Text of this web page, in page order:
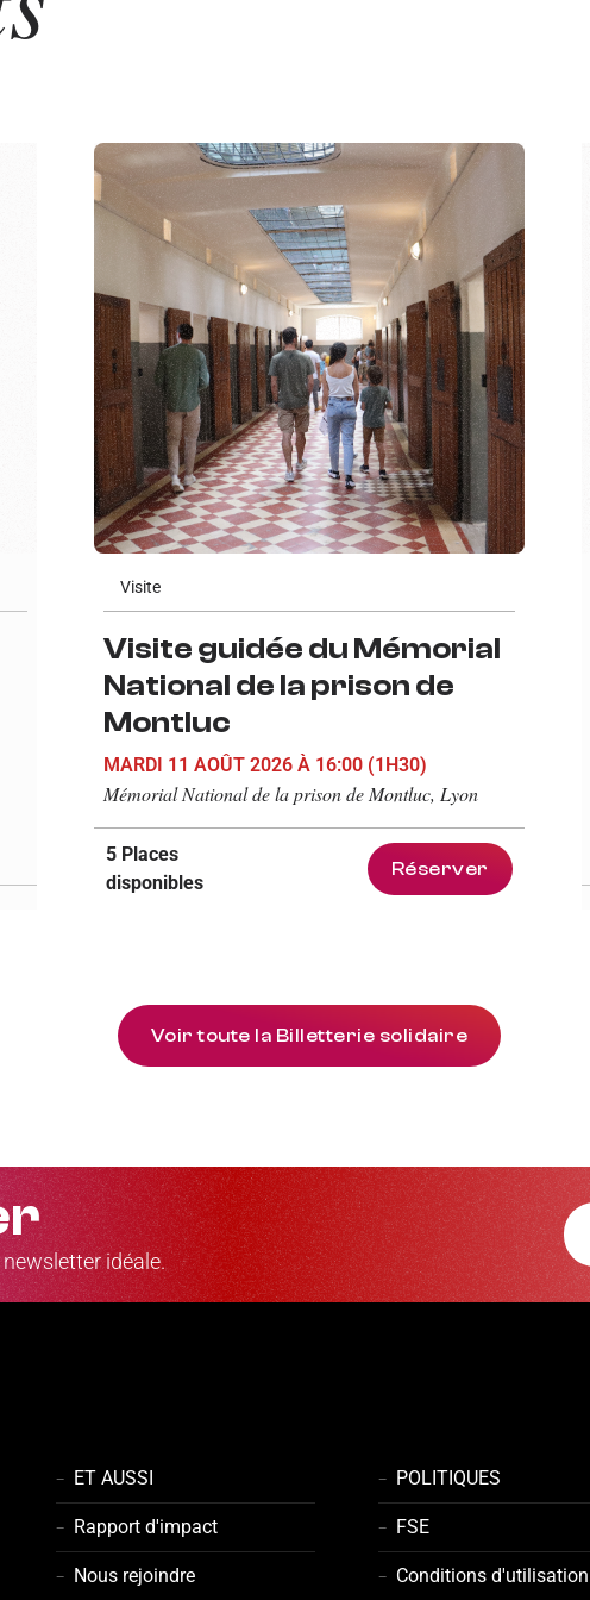
de l'automobile Henri Malartre
En savoir plus sur l'événement Visite guidée du Mémorial
Visite
Visite guidée du Mémorial
National de la prison de
Montluc
MARDI 11 AOÛT 2026À 16:00 (1H30)
Mémorial National de la prison de Montluc, Lyon
5 Places
disponibles
Réserver
Voir toute la Billetterie solidaire
idéale.
ET AUSSI
Rapport d'impact
Nous rejoindre
POLITIQUES
FSE
Conditions d'utilisation